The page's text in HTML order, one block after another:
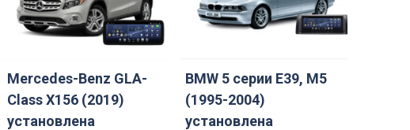
Mercedes-Benz GLA-
Class X156 (2019)
установлена
BMW 5 серии E39, M5
(1995-2004)
установлена